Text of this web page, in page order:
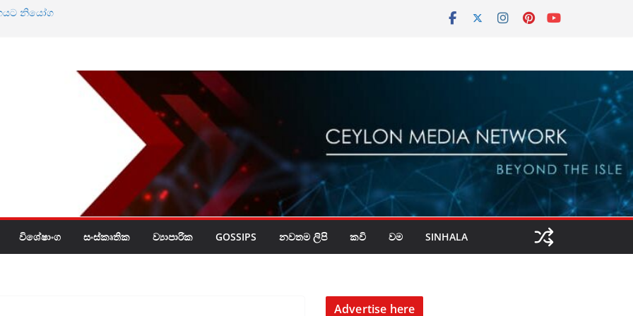
නියෝග
විශේෂාංග සංස්කෘතික ව්‍යාපාරික GOSSIPS නවතම ලිපි කවි වම SINHALA
Advertise here